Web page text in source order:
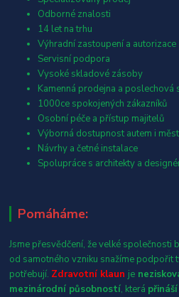
Odborné znalosti
14 let na trhu
Výhradní zastoupení a autorizace
Servisní podpora
Vysoké skladové zásoby
Kamenná prodejna a poslechová
1000ce spokojených zákazníků
Osobní péče a přístup majitelů
Výborná dostupnost autem i
Návrhy a četné instalace
Spolupráce s architekty a
Pomáháme:
Jsme přesvědčení, že velké společnosti
od samotného vzniku snažíme podpořit
potřebují. Zdravotní klaun je
mezinárodní působností, která